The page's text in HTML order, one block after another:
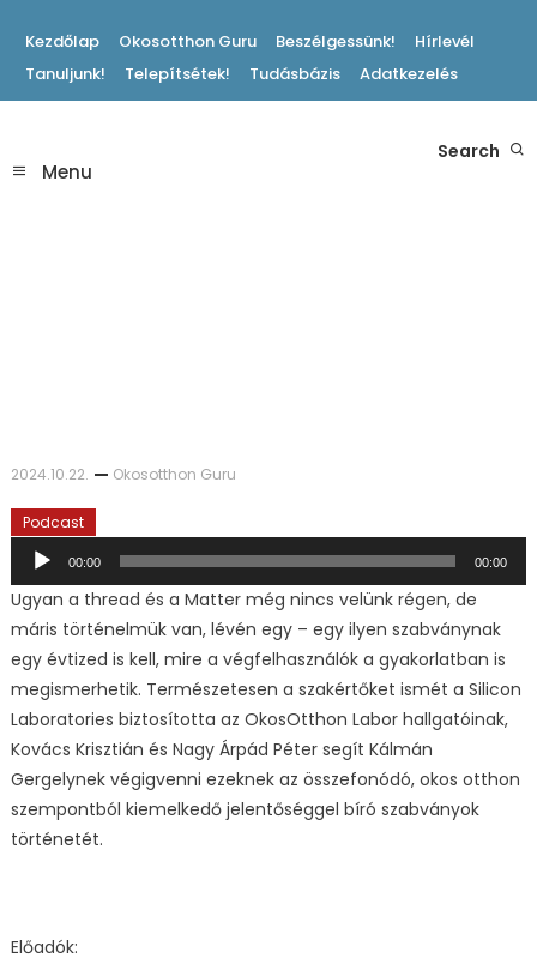
Content
Kezdőlap Okosotthon Guru Beszélgessünk!
Hírlevél
Tanuljunk!
Telepítsétek! Tudásbázis Adatkezelés
Okosotthon Blog
Menu
Search
2024.10.22. Okosotthon Guru
Podcast
Audió
lejátszó
00:00 00:00
Ugyan a thread és a Matter még nincs velünk régen, de
máris történelmük van, lévén egy – egy ilyen szabványnak
egy évtized is kell, mire a végfelhasználók a gyakorlatban is
megismerhetik. Természetesen a szakértőket ismét a Silicon
Laboratories biztosította az OkosOtthon Labor hallgatóinak,
Kovács Krisztián és Nagy Árpád Péter segít Kálmán
Gergelynek végigvenni ezeknek az összefonódó, okos otthon
szempontból kiemelkedő jelentőséggel bíró szabványok
történetét.
Előadók: